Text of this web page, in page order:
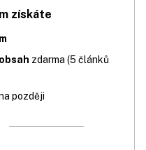
získáte
zdarma (5 článků
později